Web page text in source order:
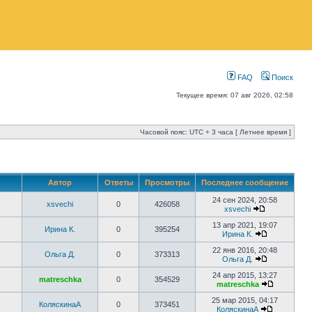
FAQ Поиск
Текущее время: 07 авг 2026, 02:58
Часовой пояс: UTC + 3 часа [ Летнее время ]
Автор Ответы Просмотры Последнее сообщение
xsvechi 0 426058
24 сен 2024, 20:58
xsvechi
Ирина К. 0 395254
13 апр 2021, 19:07
Ирина К.
Ольга Д. 0 373313
22 янв 2016, 20:48
Ольга Д.
matreschka 0 354529
24 апр 2015, 13:27
matreschka
КоляскинаА 0 373451
25 мар 2015, 04:17
КоляскинаА